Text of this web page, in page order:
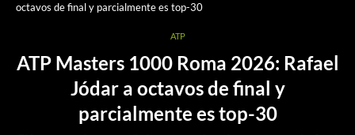
octavos de final y parcialmente es top-30
ATP
ATP Masters 1000 Roma 2026: Rafael
Jódar a octavos de final y
parcialmente es top-30